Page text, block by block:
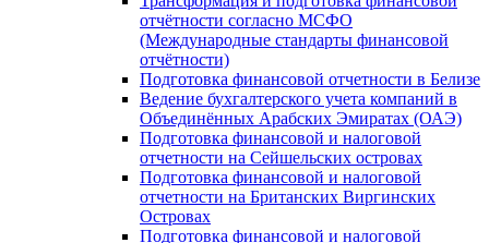
отчётности согласно МСФО
(Международные стандарты финансовой
отчётности)
Подготовка финансовой отчетности в Белизе
Ведение бухгалтерского учета компаний в
Объединённых Арабских Эмиратах (ОАЭ)
Подготовка финансовой и налоговой
отчетности на Сейшельских островах
Подготовка финансовой и налоговой
отчетности на Британских Виргинских
Островах
Подготовка финансовой и налоговой